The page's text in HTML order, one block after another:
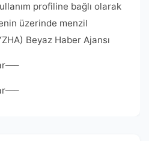
profiline bağlı olarak
üzerinde menzil
Beyaz Haber Ajansı